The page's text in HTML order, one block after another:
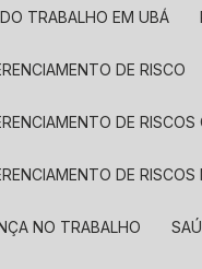
DO TRABALHO EM UBÁ
DE RISCO
DE
DE
NO TRABALHO